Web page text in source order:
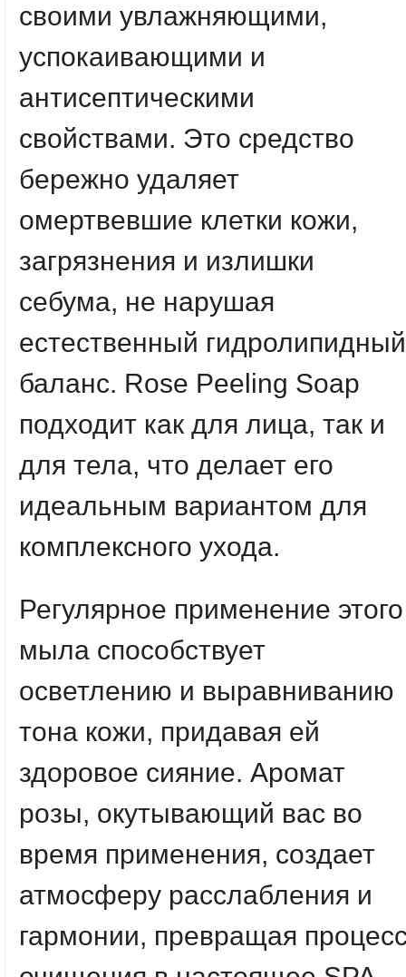
своими увлажняющими,
успокаивающими и
антисептическими
свойствами. Это средство
бережно удаляет
омертвевшие клетки кожи,
загрязнения и излишки
себума, не нарушая
естественный гидролипидный
баланс. Rose Peeling Soap
подходит как для лица, так и
для тела, что делает его
идеальным вариантом для
комплексного ухода.
Регулярное применение этого
мыла способствует
осветлению и выравниванию
тона кожи, придавая ей
здоровое сияние. Аромат
розы, окутывающий вас во
время применения, создает
атмосферу расслабления и
гармонии, превращая